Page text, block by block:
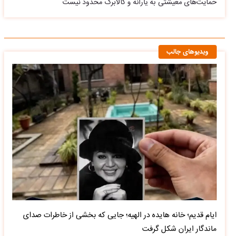
حمایت‌های معیشتی به یارانه و کالابرگ محدود نیست
ویدیوهای جالب
ایام قدیم؛ خانه هایده در الهیه؛ جایی که بخشی از خاطرات صدای
ماندگار ایران شکل گرفت